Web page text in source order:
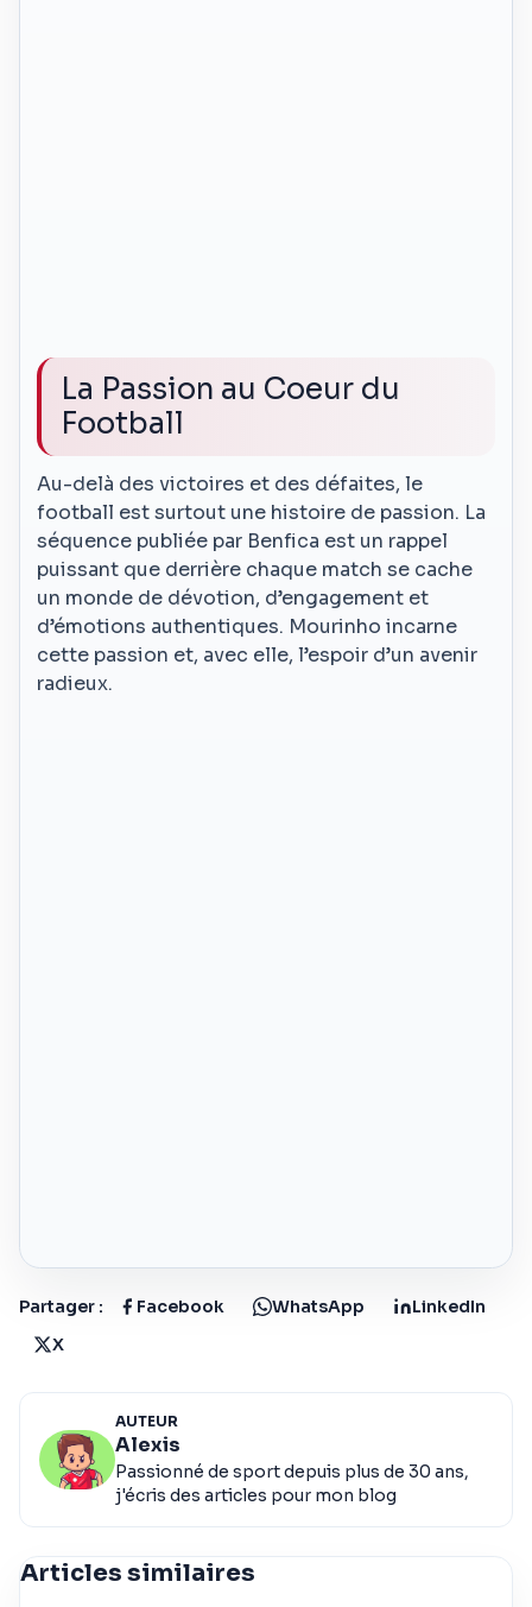
La Passion au Coeur du
Football
Au-delà des victoires et des défaites, le
football est surtout une histoire de passion. La
séquence publiée par Benfica est un rappel
puissant que derrière chaque match se cache
un monde de dévotion, d’engagement et
d’émotions authentiques. Mourinho incarne
cette passion et, avec elle, l’espoir d’un avenir
radieux.
Partager : Facebook WhatsApp
LinkedIn
X
AUTEUR
Alexis
Passionné de sport depuis plus de 30 ans,
j'écris des articles pour mon blog
Articles similaires